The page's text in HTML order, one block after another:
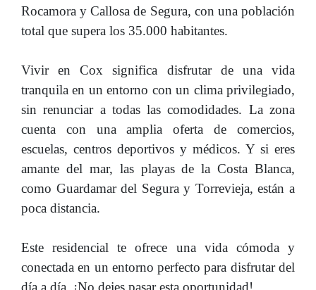
Rocamora y Callosa de Segura, con una población
total que supera los 35.000 habitantes.
Vivir en Cox significa disfrutar de una vida
tranquila en un entorno con un clima privilegiado,
sin renunciar a todas las comodidades. La zona
cuenta con una amplia oferta de comercios,
escuelas, centros deportivos y médicos. Y si eres
amante del mar, las playas de la Costa Blanca,
como Guardamar del Segura y Torrevieja, están a
poca distancia.
Este residencial te ofrece una vida cómoda y
conectada en un entorno perfecto para disfrutar del
día a día. ¡No dejes pasar esta oportunidad!